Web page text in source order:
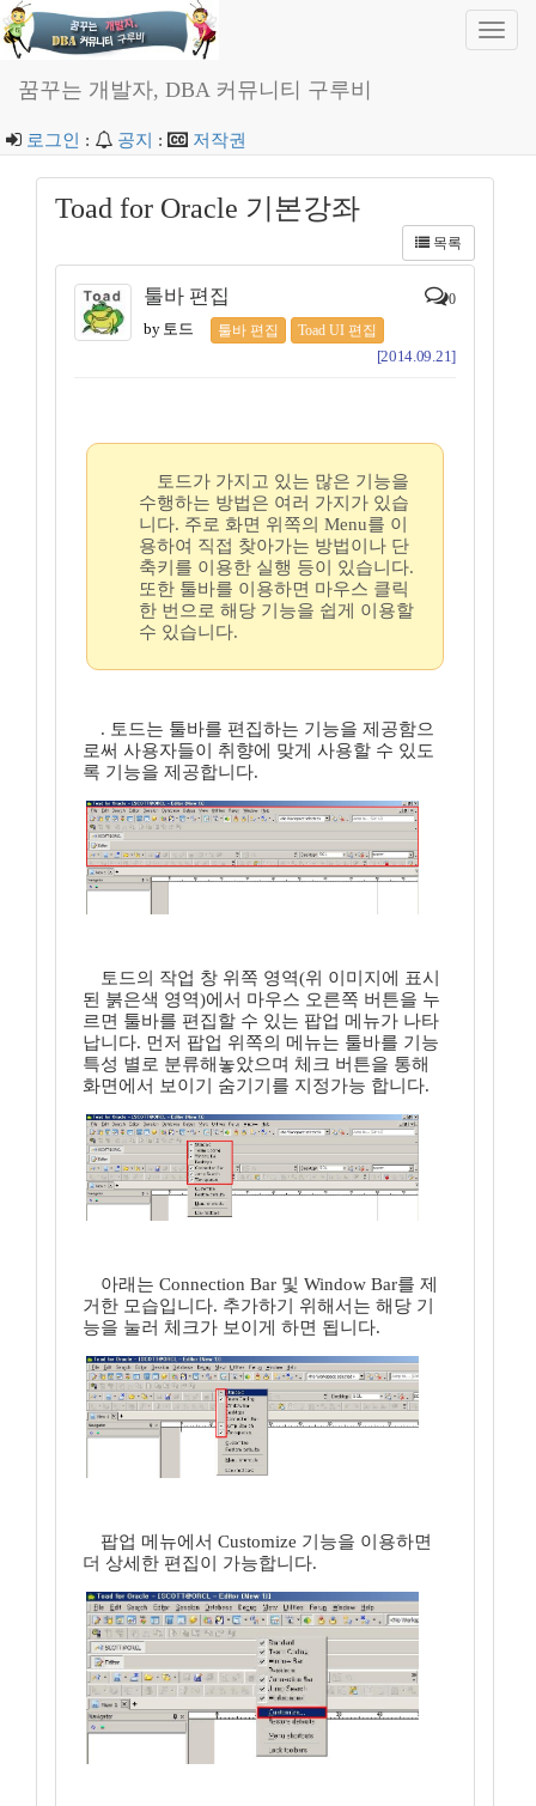
꿈꾸는 개발자, DBA 커뮤니티 구루비
로그인 : 공지 : 저작권
Toad for Oracle 기본강좌
목록
툴바 편집 0
by 토드 툴바 편집 Toad UI 편집
[2014.09.21]
토드가 가지고 있는 많은 기능을
수행하는 방법은 여러 가지가 있습
니다. 주로 화면 위쪽의 Menu를 이
용하여 직접 찾아가는 방법이나 단
축키를 이용한 실행 등이 있습니다.
또한 툴바를 이용하면 마우스 클릭
한 번으로 해당 기능을 쉽게 이용할
수 있습니다.
. 토드는 툴바를 편집하는 기능을 제공함으
로써 사용자들이 취향에 맞게 사용할 수 있도
록 기능을 제공합니다.
토드의 작업 창 위쪽 영역(위 이미지에 표시
된 붉은색 영역)에서 마우스 오른쪽 버튼을 누
르면 툴바를 편집할 수 있는 팝업 메뉴가 나타
납니다. 먼저 팝업 위쪽의 메뉴는 툴바를 기능
특성 별로 분류해놓았으며 체크 버튼을 통해
화면에서 보이기 숨기기를 지정가능 합니다.
아래는 Connection Bar 및 Window Bar를 제
거한 모습입니다. 추가하기 위해서는 해당 기
능을 눌러 체크가 보이게 하면 됩니다.
팝업 메뉴에서 Customize 기능을 이용하면
더 상세한 편집이 가능합니다.